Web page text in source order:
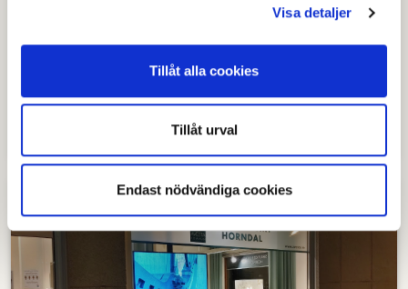
Visa detaljer
Tillåt alla cookies
Tillåt urval
Endast nödvändiga cookies
har ett eget ansvar att hålla dig informerad om
vad som händer, hur du själv ska agera och vad